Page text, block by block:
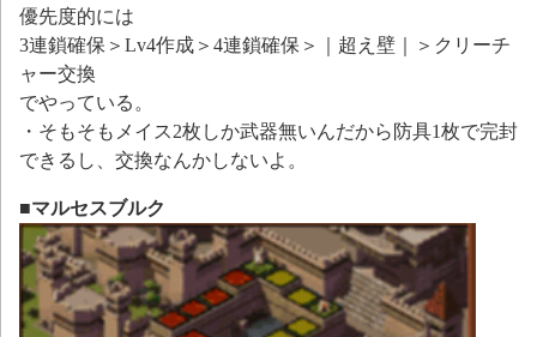
優先度的には
3連鎖確保＞Lv4作成＞4連鎖確保＞｜超え壁｜＞クリーチ
ャー交換
でやっている。
・そもそもメイス2枚しか武器無いんだから防具1枚で完封
できるし、交換なんかしないよ。
■マルセスブルク